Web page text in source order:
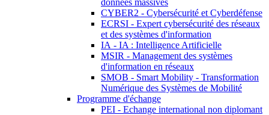
données massives
CYBER2 - Cybersécurité et Cyberdéfense
ECRSI - Expert cybersécurité des réseaux
et des systèmes d'information
IA - IA : Intelligence Artificielle
MSIR - Management des systèmes
d'information en réseaux
SMOB - Smart Mobility - Transformation
Numérique des Systèmes de Mobilité
Programme d'échange
PEI - Echange international non diplomant